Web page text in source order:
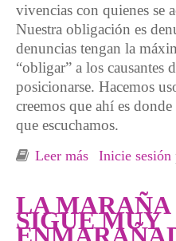
vivencias con quienes se
Nuestra obligación es
denuncias tengan la
“obligar” a los causantes
posicionarse. Hacemos
creemos que ahí es
que escuchamos.
Leer más sobre
Inicie sesión
LA MARAÑA
SIGUE MUY